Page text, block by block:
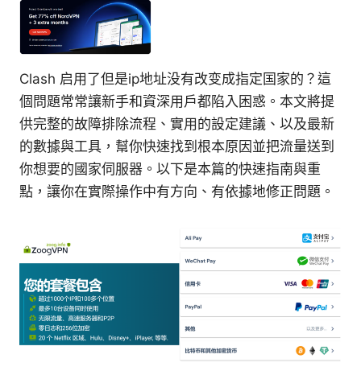
Clash 启用了但是ip地址没有改变成指定国家的？這
個問題常常讓新手和資深用戶都陷入困惑。本文將提
供完整的故障排除流程、實用的設定建議、以及最新
的數據與工具，幫你快速找到根本原因並把流量送到
你想要的國家伺服器。以下是本篇的快速指南與重
點，讓你在實際操作中有方向、有依據地修正問題。